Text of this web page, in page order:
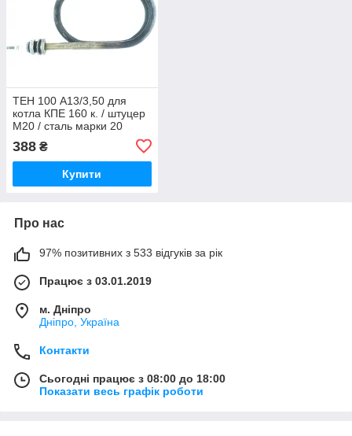
ТЕН 100 А13/3,50 для
котла КПЕ 160 к. / штуцер
М20 / сталь марки 20
388 ₴
Купити
Про нас
97% позитивних з 533 відгуків за рік
Працює з 03.01.2019
м. Дніпро
Дніпро, Україна
Контакти
Сьогодні працює з 08:00 до 18:00
Показати весь графік роботи